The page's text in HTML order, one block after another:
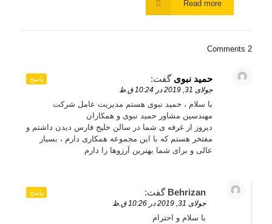
Read more
2 Comments
حمید نبوی گفت:
جولای 31, 2019 در 10:24 ق.ظ
با سلام ، حمید نبوی هستم مدیریت عامل شرکت
مهندسین مشاور حمید نبوی و همکاران
دیروز از غرفه ی شما در سالن خلیج فارس دیدن داشتم و
مفتخر هستم که با این مجموعه همکاری دارم ، بسیار
عالی و برای شما بهترین آرزوها را دارم
پاسخ
Behrizan گفت:
جولای 31, 2019 در 10:26 ق.ظ
با سلام و احترام
پاسخ